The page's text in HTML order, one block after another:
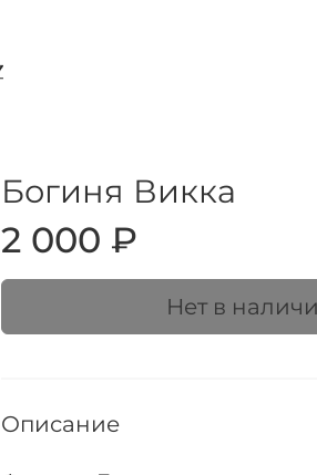
Богиня Викка
2 000 ₽
Нет в
Описание